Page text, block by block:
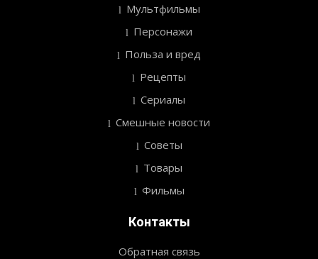
Мультфильмы
Персонажи
Польза и вред
Рецепты
Сериалы
Смешные новости
Советы
Товары
Фильмы
Контакты
Обратная связь